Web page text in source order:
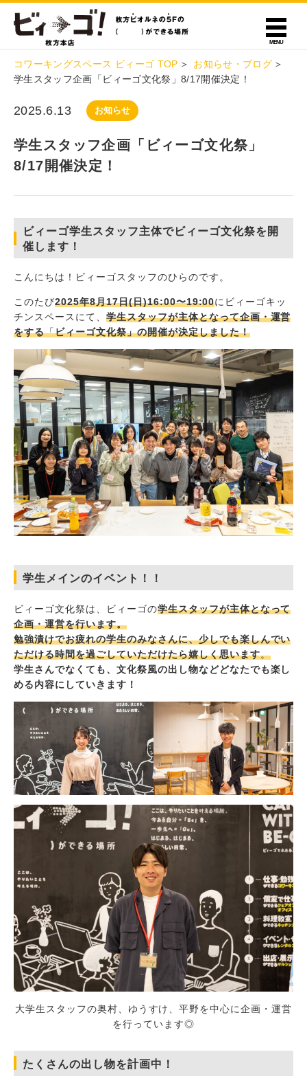
コワーキングスペース ビィーゴ TOP
お知らせ・ブログ
学生スタッフ企画「ビィーゴ文化祭」8/17開催決定！
2025.6.13 お知らせ
学生スタッフ企画「ビィーゴ文化祭」
8/17開催決定！
ビィーゴ学生スタッフ主体でビィーゴ文化祭を開
催します！
こんにちは！ビィーゴスタッフのひらのです。
このたび2025年8月17日(日)16:00〜19:00にビィーゴキッ
チンスペースにて、 学生スタッフが主体となって企画・運営
をする「ビィーゴ文化祭」の開催が決定しました！
学生メインのイベント！！
ビィーゴ文化祭は、ビィーゴの学生スタッフが主体となって
企画・運営を行います。
勉強漬けでお疲れの学生のみなさんに、少しでも楽しんでい
ただける時間を過ごしていただけたら嬉しく思います。
学生さんでなくても、文化祭風の出し物などどなたでも楽し
める内容にしていきます！
大学生スタッフの奥村、ゆうすけ、平野を中心に企画・運営
を行っています◎
たくさんの出し物を計画中！